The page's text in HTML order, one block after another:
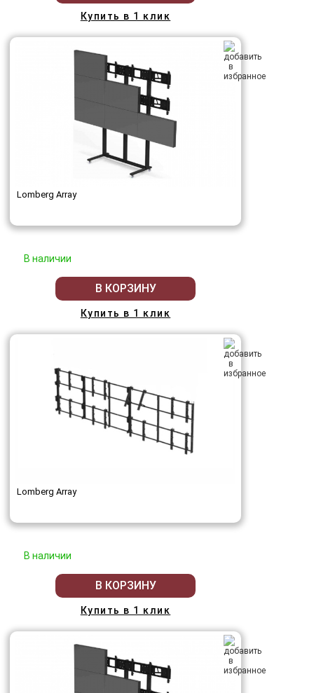
Купить в 1 клик
Lomberg Array
В наличии
В КОРЗИНУ
Купить в 1 клик
Lomberg Array
В наличии
В КОРЗИНУ
Купить в 1 клик